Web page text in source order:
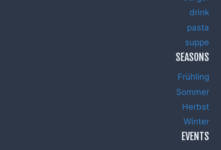
drink
pasta
suppe
SEASONS
Frühling
Sommer
Herbst
Winter
EVENTS